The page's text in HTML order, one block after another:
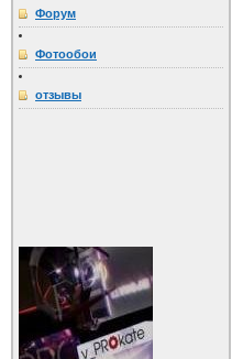
Форум
Фотообои
отзывы